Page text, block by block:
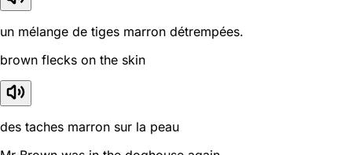
un mélange de tiges marron détrempées.
brown flecks on the skin
des taches marron sur la peau